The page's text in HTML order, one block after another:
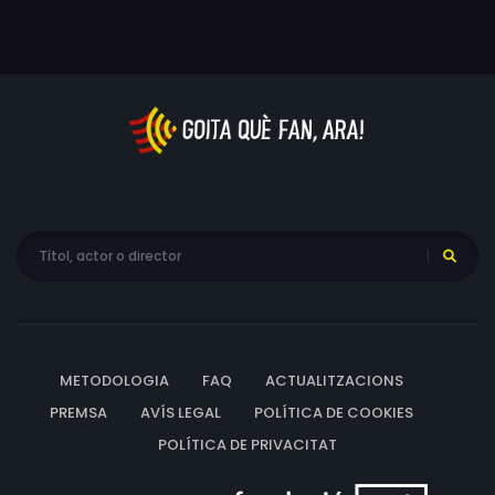
METODOLOGIA FAQ
ACTUALITZACIONS
PREMSA
AVÍS LEGAL
POLÍTICA DE COOKIES
POLÍTICA DE PRIVACITAT